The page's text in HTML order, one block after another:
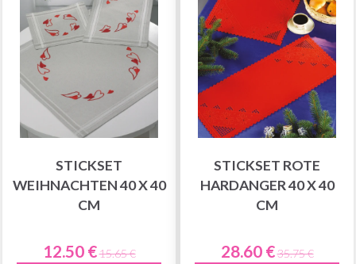
STICKSET
WEIHNACHTEN 40 X 40
CM
12.50 €15.65 €
STICKSET ROTE
HARDANGER 40 X 40
CM
28.60 €35.75 €